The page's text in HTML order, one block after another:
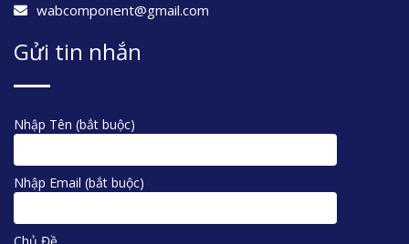
wabcomponent@gmail.com
Gửi tin nhắn
Nhập Tên (bắt buộc)
Nhập Email (bắt buộc)